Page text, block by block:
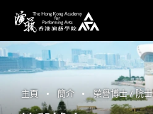
香港演藝學院
主頁 簡介 榮譽博士 / 院士